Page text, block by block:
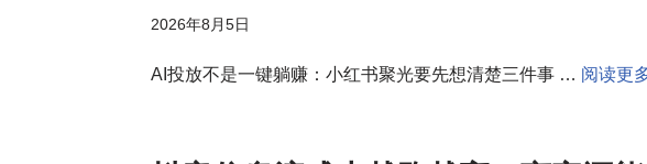
2026年8月5日
AI投放不是一键躺赚：小红书聚光要先想清楚三件事 … 阅读更